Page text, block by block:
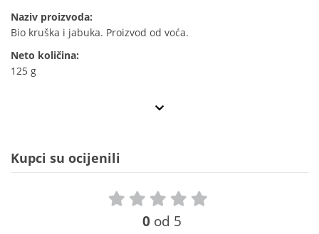
Naziv proizvoda:
Bio kruška i jabuka. Proizvod od voća.
Neto količina:
125 g
Kupci su ocijenili
0 od 5